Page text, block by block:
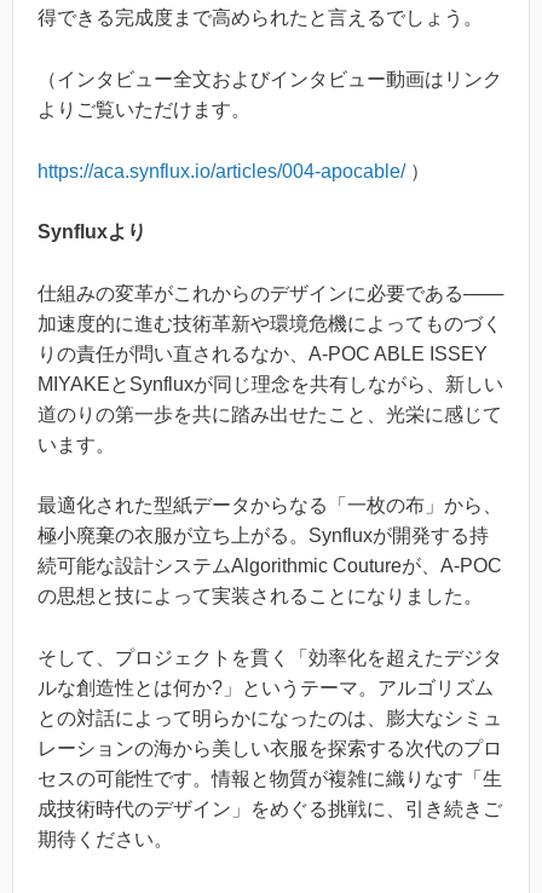
得できる完成度まで高められたと言えるでしょう。
（インタビュー全文およびインタビュー動画はリンク
よりご覧いただけます。
https://aca.synflux.io/articles/004-apocable/）
Synfluxより
仕組みの変革がこれからのデザインに必要である───
加速度的に進む技術革新や環境危機によってものづく
りの責任が問い直されるなか、A-POC ABLE ISSEY
MIYAKEとSynfluxが同じ理念を共有しながら、新しい
道のりの第一歩を共に踏み出せたこと、光栄に感じて
います。
最適化された型紙データからなる「一枚の布」から、
極小廃棄の衣服が立ち上がる。Synfluxが開発する持
続可能な設計システムAlgorithmic Coutureが、A-POC
の思想と技によって実装されることになりました。
そして、プロジェクトを貫く「効率化を超えたデジタ
ルな創造性とは何か?」というテーマ。アルゴリズム
との対話によって明らかになったのは、膨大なシミュ
レーションの海から美しい衣服を探索する次代のプロ
セスの可能性です。情報と物質が複雑に織りなす「生
成技術時代のデザイン」をめぐる挑戦に、引き続きご
期待ください。